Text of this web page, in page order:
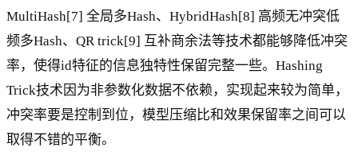
MultiHash[7] 全局多Hash、HybridHash[8] 高频无冲突低
频多Hash、QR trick[9] 互补商余法等技术都能够降低冲突
率，使得id特征的信息独特性保留完整一些。Hashing
Trick技术因为非参数化数据不依赖，实现起来较为简单，
冲突率要是控制到位，模型压缩比和效果保留率之间可以
取得不错的平衡。